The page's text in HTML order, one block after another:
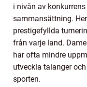
i nivån av
sammansättning.
prestigefyllda
från varje land.
har ofta mindre
utveckla talanger
sporten.